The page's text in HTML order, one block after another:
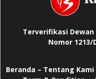
Terverifikasi
Nomor
Beranda – Tentang Kami